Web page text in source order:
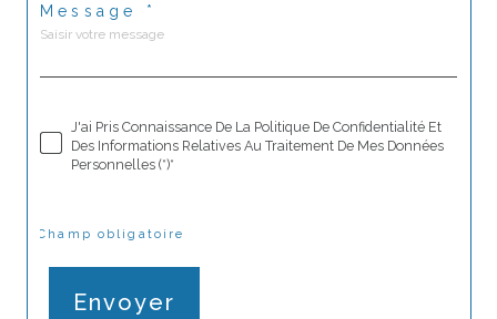
Message *
J'ai Pris Connaissance De La Politique De Confidentialité Et
Des Informations Relatives Au Traitement De Mes Données
Personnelles (*)*
* Champ obligatoire
Envoyer